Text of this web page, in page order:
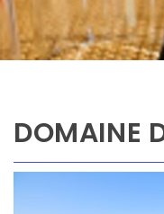
DOMAINE